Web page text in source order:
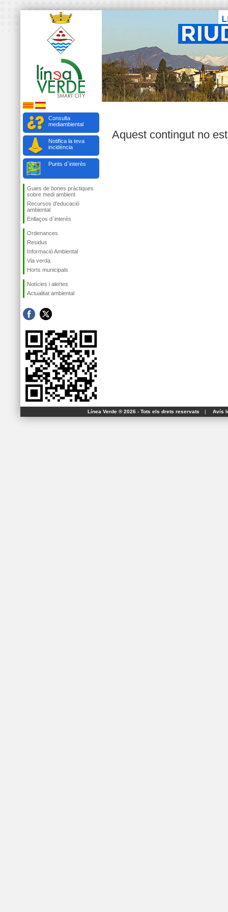
Consulta
mediambiental
Notifica la teva
incidència
Punts d`interès
Guies de bones pràctiques
sobre medi ambient
Recursos d'educació
ambiental
Enllaços d´interés
Ordenances
Residus
Informació Ambiental
Via verda
Horts municipals
Notícies i alertes
Actualitat ambiental
Aquest contingut no
Línea Verde ® 2026 - Tots els drets reservats | Avís